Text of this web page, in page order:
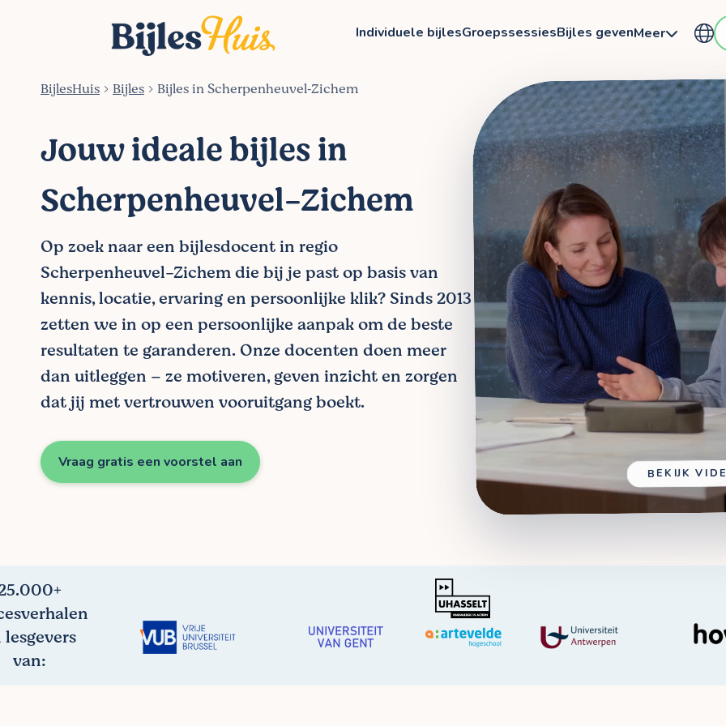
Individuele bijlesGroepssessiesBijles gevenMeer
BijlesHuis Bijles Bijles in Scherpenheuvel‑Zichem
Jouw ideale bijles in
Scherpenheuvel-Zichem
Op zoek naar een bijlesdocent in regio
Scherpenheuvel-Zichem die bij je past op basis van
kennis, locatie, ervaring en persoonlijke klik? Sinds 2013
zetten we in op een persoonlijke aanpak om de beste
resultaten te garanderen. Onze docenten doen meer
dan uitleggen – ze motiveren, geven inzicht en zorgen
dat jij met vertrouwen vooruitgang boekt.
Vraag gratis een voorstel aan
BEKIJK
lesgevers
van: